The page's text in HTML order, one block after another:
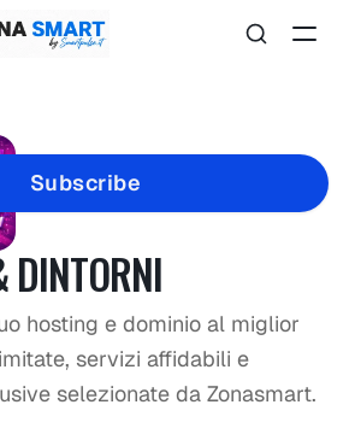
Subscribe
DINTORNI
hosting e dominio al miglior
servizi affidabili e
selezionate da Zonasmart.